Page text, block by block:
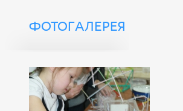
ФОТОГАЛЕРЕЯ